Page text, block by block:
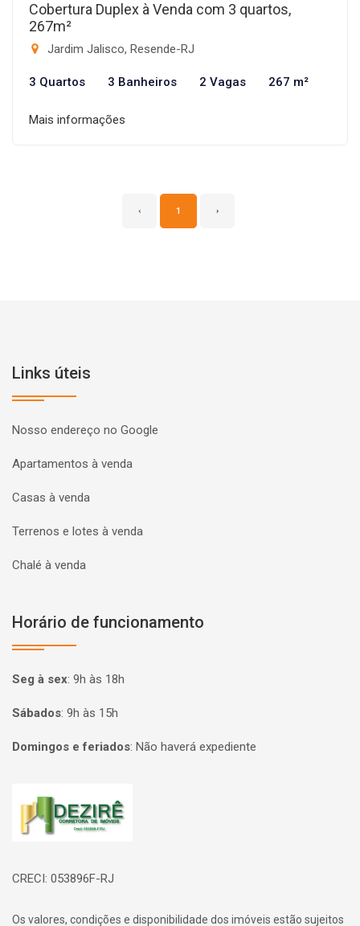
Cobertura Duplex à Venda com 3 quartos,
267m²
Jardim Jalisco, Resende-RJ
3 Quartos 3 Banheiros 2 Vagas 267 m²
Mais informações
‹ 1 ›
Links úteis
Nosso endereço no Google
Apartamentos à venda
Casas à venda
Terrenos e lotes à venda
Chalé à venda
Horário de funcionamento
Seg à sex: 9h às 18h
Sábados: 9h às 15h
Domingos e feriados: Não haverá expediente
Página inicial
CRECI: 053896F-RJ
Os valores, condições e disponibilidade dos imóveis estão sujeitos